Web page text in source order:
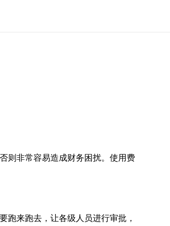
则非常容易造成财务困扰。使用费
跑来跑去，让各级人员进行审批，